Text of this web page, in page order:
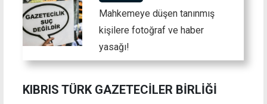
Mahkemeye düşen tanınmış
kişilere fotoğraf ve haber
yasağı!
KIBRIS TÜRK GAZETECİLER BİRLİĞİ